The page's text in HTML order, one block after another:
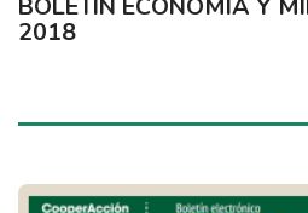
BOLETÍN ECONOMÍA Y
2018